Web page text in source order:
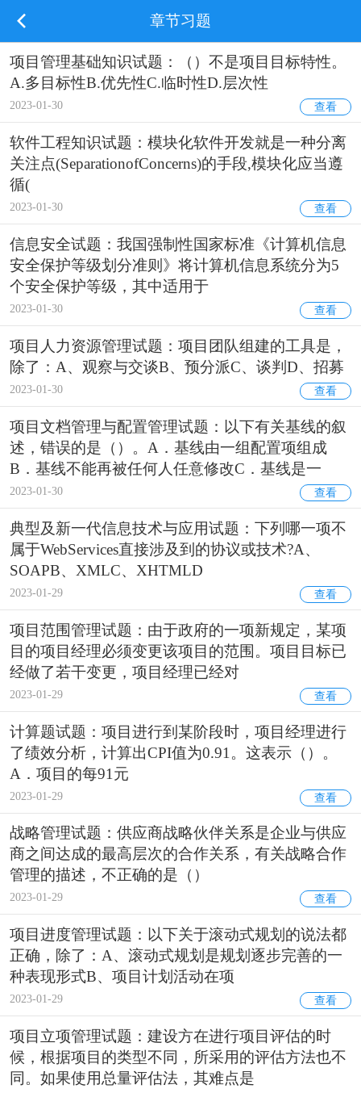
章节习题
项目管理基础知识试题：（）不是项目目标特性。
A.多目标性B.优先性C.临时性D.层次性
2023-01-30 查看
软件工程知识试题：模块化软件开发就是一种分离
关注点(SeparationofConcerns)的手段,模块化应当遵
循(
2023-01-30 查看
信息安全试题：我国强制性国家标准《计算机信息
安全保护等级划分准则》将计算机信息系统分为5
个安全保护等级，其中适用于
2023-01-30 查看
项目人力资源管理试题：项目团队组建的工具是，
除了：A、观察与交谈B、预分派C、谈判D、招募
2023-01-30 查看
项目文档管理与配置管理试题：以下有关基线的叙
述，错误的是（）。A．基线由一组配置项组成
B．基线不能再被任何人任意修改C．基线是一
2023-01-30 查看
典型及新一代信息技术与应用试题：下列哪一项不
属于WebServices直接涉及到的协议或技术?A、
SOAPB、XMLC、XHTMLD
2023-01-29 查看
项目范围管理试题：由于政府的一项新规定，某项
目的项目经理必须变更该项目的范围。项目目标已
经做了若干变更，项目经理已经对
2023-01-29 查看
计算题试题：项目进行到某阶段时，项目经理进行
了绩效分析，计算出CPI值为0.91。这表示（）。
A．项目的每91元
2023-01-29 查看
战略管理试题：供应商战略伙伴关系是企业与供应
商之间达成的最高层次的合作关系，有关战略合作
管理的描述，不正确的是（）
2023-01-29 查看
项目进度管理试题：以下关于滚动式规划的说法都
正确，除了：A、滚动式规划是规划逐步完善的一
种表现形式B、项目计划活动在项
2023-01-29 查看
项目立项管理试题：建设方在进行项目评估的时
候，根据项目的类型不同，所采用的评估方法也不
同。如果使用总量评估法，其难点是